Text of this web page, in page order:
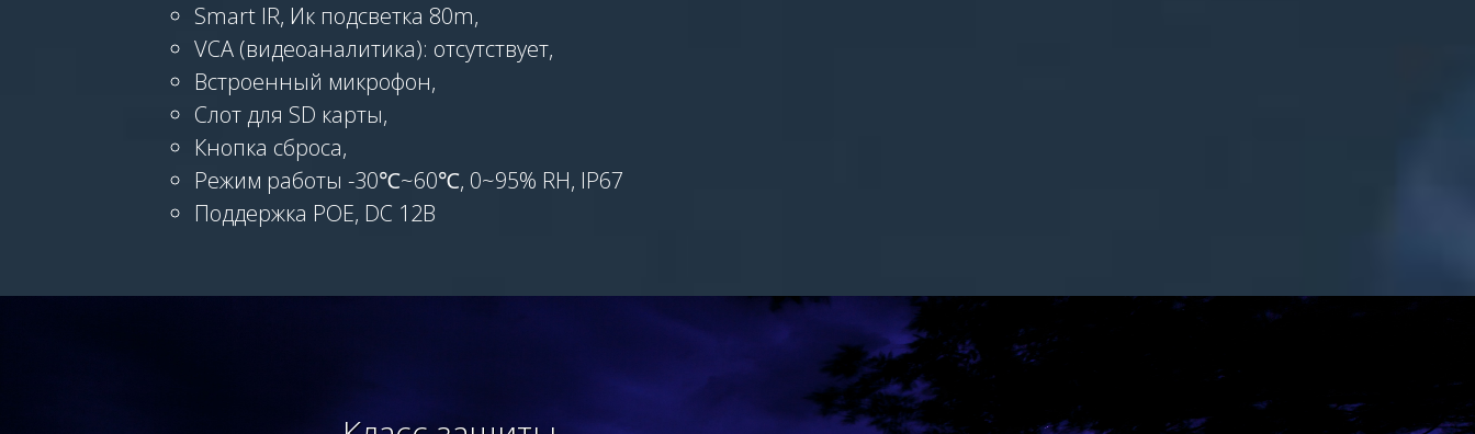
Smart IR, Ик подсветка 80m,
VCA (видеоаналитика): отсутствует,
Встроенный микрофон,
Слот для SD карты,
Кнопка сброса,
Режим работы -30℃~60℃, 0~95% RH, IP67
Поддержка POE, DC 12В